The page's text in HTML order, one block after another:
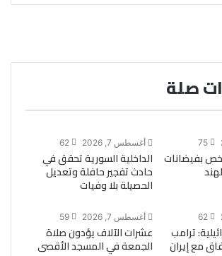
صلة
75
نحو 100 شخص بفيضانات
أغسطس 7, 2026 62
الداخلية السورية تحقق في
حادث تفجير حافلة وتعديل
الحصيلة بلا وفيات
62
الإسرائيلية: ترامب
مع إيران
أغسطس 7, 2026 59
عشرات الآلاف يؤدون صلاة
الجمعة في المسجد الأقصى